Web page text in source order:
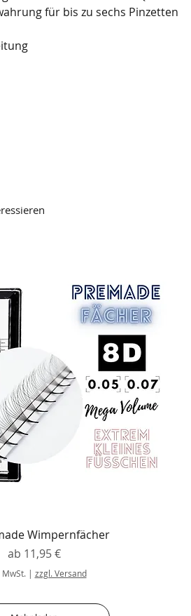
für bis zu sechs Pinzetten
Wimpernfächer
ab 11,95 €
Sale-Preis
| zzgl. Versand